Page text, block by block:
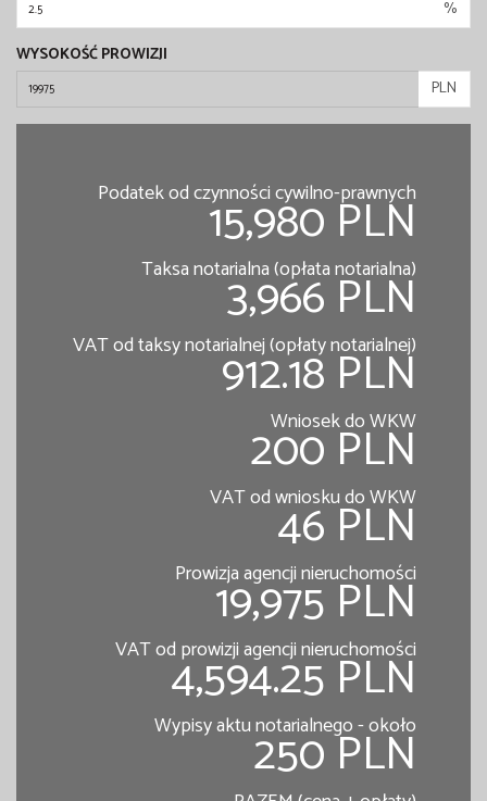
%
WYSOKOŚĆ PROWIZJI
PLN
Podatek od czynności cywilno-prawnych
15,980 PLN
Taksa notarialna (opłata notarialna)
3,966 PLN
VAT od taksy notarialnej (opłaty notarialnej)
912.18 PLN
Wniosek do WKW
200 PLN
VAT od wniosku do WKW
46 PLN
Prowizja agencji nieruchomości
19,975 PLN
VAT od prowizji agencji nieruchomości
4,594.25 PLN
Wypisy aktu notarialnego - około
250 PLN